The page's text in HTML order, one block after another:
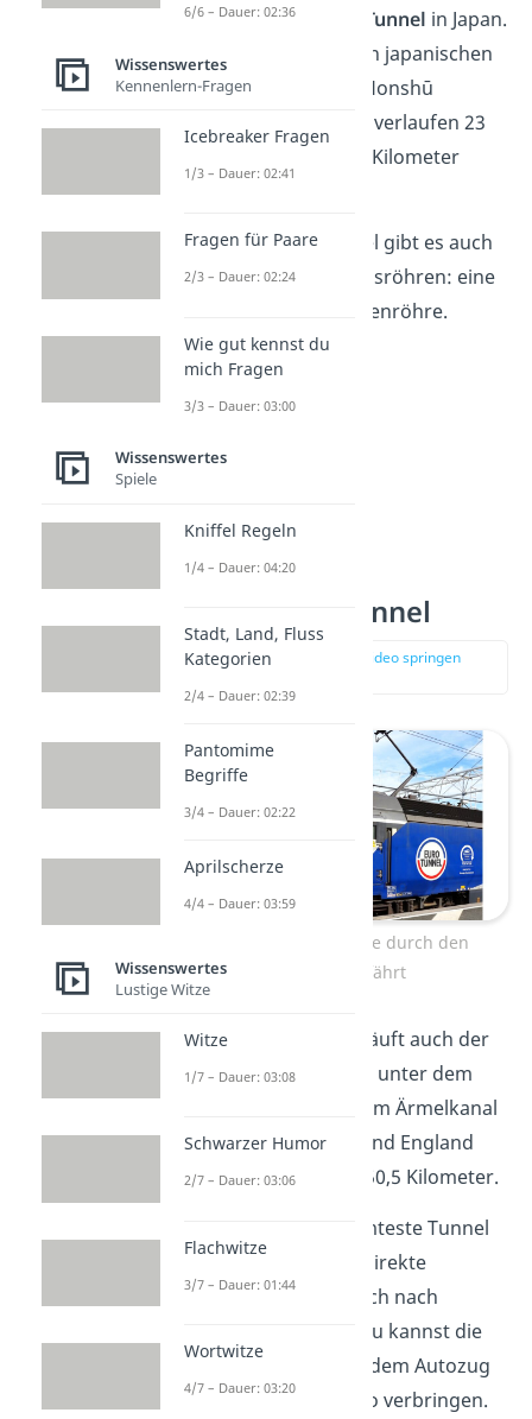
schafft es der
Seikan-Tunnel in Japan.
Er verbindet die beiden japanischen
Inseln Hokkaidō und Honshū
miteinander. Dadurch verlaufen 23
seiner insgesamt 53,9 Kilometer
Neben dem Fahrtunnel gibt es auch
noch zwei Versorgungsröhren: eine
Service- und eine Pilotenröhre.
Platz 3: Eurotunnel
zur Stelle im Video springen
Eurotunnel-Bahn, die durch den
Eurotunnel fährt
Genau wie Platz 2 verläuft auch der
Eurotunnelauf Platz 3 unter dem
Meer. Er liegt unter dem Ärmelkanal
zwischen Frankreich und England
und kommt auf etwa 50,5 Kilometer.
Er ist der wohl berühmteste Tunnel
Europas, weil er eine direkte
Zugfahrt von Frankreich nach
England ermöglicht. Du kannst die
35 Minuten Fahrt
mit dem Autozug
einfach in deinem Auto verbringen.
6/6 – Dauer: 02:36
Wissenswertes
Kennenlern-Fragen
Icebreaker Fragen
1/3 – Dauer: 02:41
Fragen für Paare
2/3 – Dauer: 02:24
Wie gut kennst du
mich Fragen
3/3 – Dauer: 03:00
Wissenswertes
Spiele
Kniffel Regeln
1/4 – Dauer: 04:20
Stadt, Land, Fluss
Kategorien
2/4 – Dauer: 02:39
Pantomime
Begriffe
3/4 – Dauer: 02:22
Aprilscherze
4/4 – Dauer: 03:59
Wissenswertes
Lustige Witze
Witze
1/7 – Dauer: 03:08
Schwarzer Humor
2/7 – Dauer: 03:06
Flachwitze
3/7 – Dauer: 01:44
Wortwitze
4/7 – Dauer: 03:20